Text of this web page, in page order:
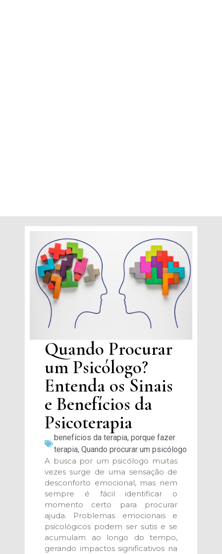
Quando Procurar
um Psicólogo?
Entenda os Sinais
e Benefícios da
Psicoterapia
benefícios da terapia, porque fazer
terapia, Quando procurar um psicólogo
A busca por um psicólogo muitas
vezes surge de uma sensação de
desconforto emocional, mas nem
sempre é fácil identificar o
momento certo para procurar
ajuda. Problemas emocionais e
psicológicos podem ser sutis e se
acumulam ao longo do tempo,
gerando impactos significativos na